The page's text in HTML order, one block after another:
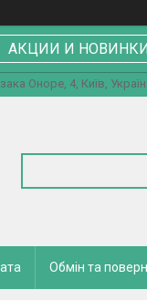
АКЦИИ И НОВИНКИ
Оноре, 4, Київ,
Обмін та